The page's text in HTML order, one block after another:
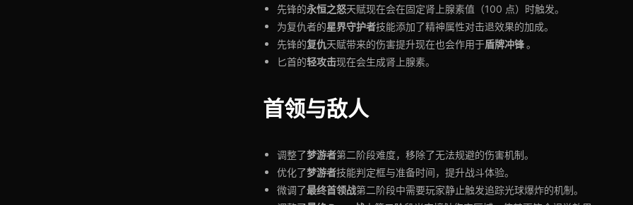
先锋的永恒之怒天赋现在会在固定肾上腺素值（100 点）时触发。
为复仇者的星界守护者技能添加了精神属性对击退效果的加成。
先锋的复仇天赋带来的伤害提升现在也会作用于盾牌冲锋。
匕首的轻攻击现在会生成肾上腺素。
首领与敌人
调整了梦游者第二阶段难度，移除了无法规避的伤害机制。
优化了梦游者技能判定框与准备时间，提升战斗体验。
微调了最终首领战第二阶段中需要玩家静止触发追踪光球爆炸的机制。